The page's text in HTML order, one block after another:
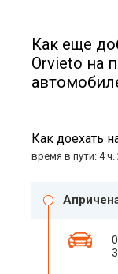
Как еще
Orvieto на
Как доехать
время в пути: 4